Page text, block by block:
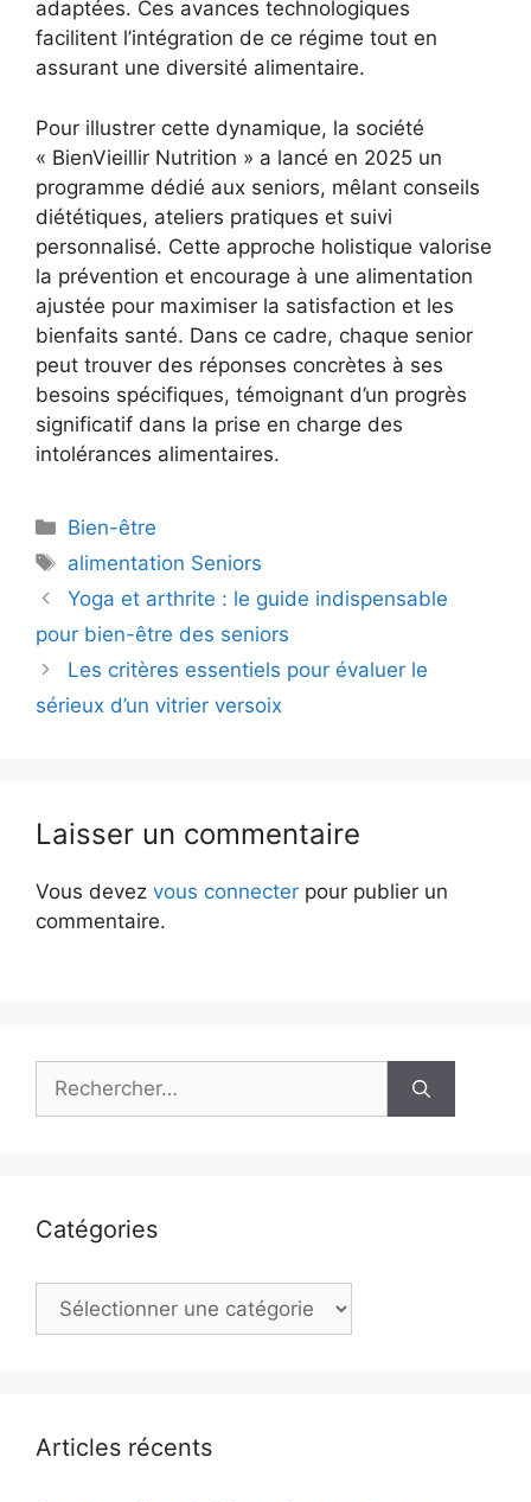
adaptées. Ces avances technologiques
facilitent l’intégration de ce régime tout en
assurant une diversité alimentaire.
Pour illustrer cette dynamique, la société
« BienVieillir Nutrition » a lancé en 2025 un
programme dédié aux seniors, mêlant conseils
diététiques, ateliers pratiques et suivi
personnalisé. Cette approche holistique valorise
la prévention et encourage à une alimentation
ajustée pour maximiser la satisfaction et les
bienfaits santé. Dans ce cadre, chaque senior
peut trouver des réponses concrètes à ses
besoins spécifiques, témoignant d’un progrès
significatif dans la prise en charge des
intolérances alimentaires.
Catégories
Bien-être
Étiquettes
alimentation Seniors
Yoga et arthrite : le guide indispensable
pour bien-être des seniors
Les critères essentiels pour évaluer le
sérieux d’un vitrier versoix
Laisser un commentaire
Vous devez vous connecter pour publier un
commentaire.
Rechercher :
Catégories
Catégories
Articles récents